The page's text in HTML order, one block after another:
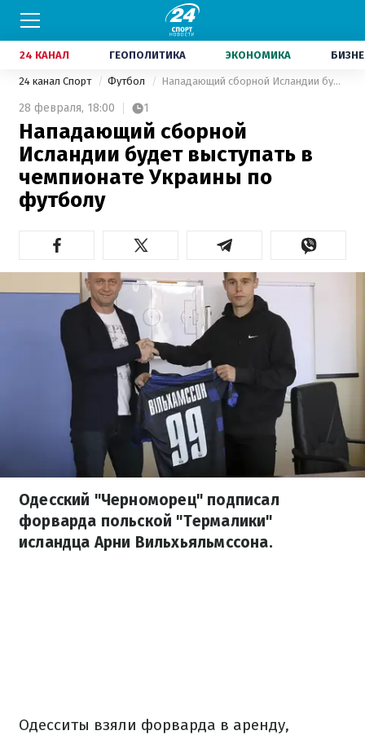
24 КАНАЛ ГЕОПОЛИТИКА ЭКОНОМИКА
24 канал Спорт Футбол Нападающий сборной Исландии будет выступать в чемпионате Украины по футболу
28 февраля, 18:00 1
Нападающий сборной
Исландии будет выступать в
чемпионате Украины по
футболу
Одесский "Черноморец" подписал
форварда польской "Термалики"
исландца Арни Вильхьяльмссона.
Одесситы взяли форварда в аренду,